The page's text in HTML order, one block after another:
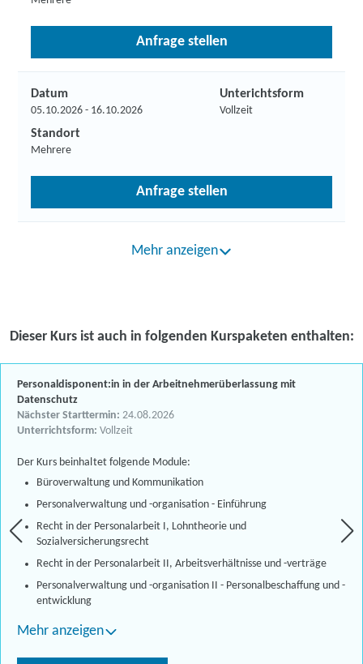
Anfrage stellen
Datum
05.10.2026 - 16.10.2026
Unterichtsform
Vollzeit
Standort
Mehrere
Anfrage stellen
Mehr anzeigen
Dieser Kurs ist auch in folgenden Kurspaketen enthalten:
Personaldisponent:in in der Arbeitnehmerüberlassung mit
Datenschutz
Nächster Starttermin: 24.08.2026
Unterrichtsform: Vollzeit
Der Kurs beinhaltet folgende Module:
Büroverwaltung und Kommunikation
Personalverwaltung und -organisation - Einführung
Recht in der Personalarbeit I, Lohntheorie und
Sozialversicherungsrecht
Recht in der Personalarbeit II, Arbeitsverhältnisse und -verträge
Personalverwaltung und -organisation II - Personalbeschaffung und -
entwicklung
Mehr anzeigen